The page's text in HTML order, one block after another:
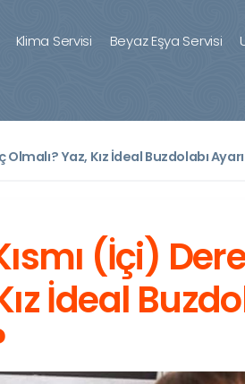
Klima Servisi Beyaz Eşya Servisi
Yaz, Kız İdeal Buzdolabı
(İçi)
İdeal